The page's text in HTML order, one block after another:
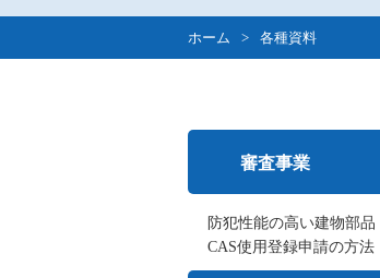
ホーム > 各種資料
審査事業
防犯性能の高い建物部品
CAS使用登録申請の方法